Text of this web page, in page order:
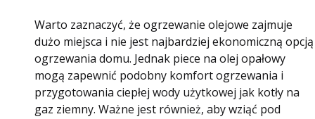
Warto zaznaczyć, że ogrzewanie olejowe zajmuje
dużo miejsca i nie jest najbardziej ekonomiczną opcją
ogrzewania domu. Jednak piece na olej opałowy
mogą zapewnić podobny komfort ogrzewania i
przygotowania ciepłej wody użytkowej jak kotły na
gaz ziemny. Ważne jest również, aby wziąć pod